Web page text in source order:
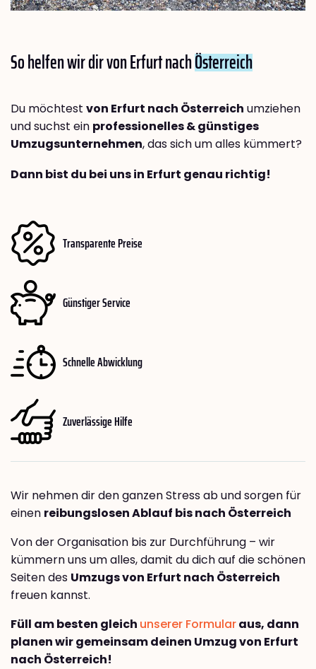
So helfen wir dir von Erfurt nachÖsterreich
Du möchtest von Erfurt nach Österreich umziehen
und suchst ein professionelles & günstiges
Umzugsunternehmen, das sich um alles kümmert?
Dann bist du bei uns in Erfurt genau richtig!
Transparente Preise
Günstiger Service
Schnelle Abwicklung
Zuverlässige Hilfe
Wir nehmen dir den ganzen Stress ab und sorgen für
einen reibungslosen Ablauf bis nach Österreich
Von der Organisation bis zur Durchführung – wir
kümmern uns um alles, damit du dich auf die schönen
Seiten des Umzugs von Erfurt nach Österreich
freuen kannst.
Füll am besten gleich unserer Formularaus, dann
planen wir gemeinsam deinen Umzug von Erfurt
nach Österreich!